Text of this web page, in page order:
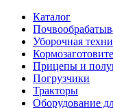
Каталог
Уборочная
Прицепы и
Погрузчики
Тракторы
Оборудование